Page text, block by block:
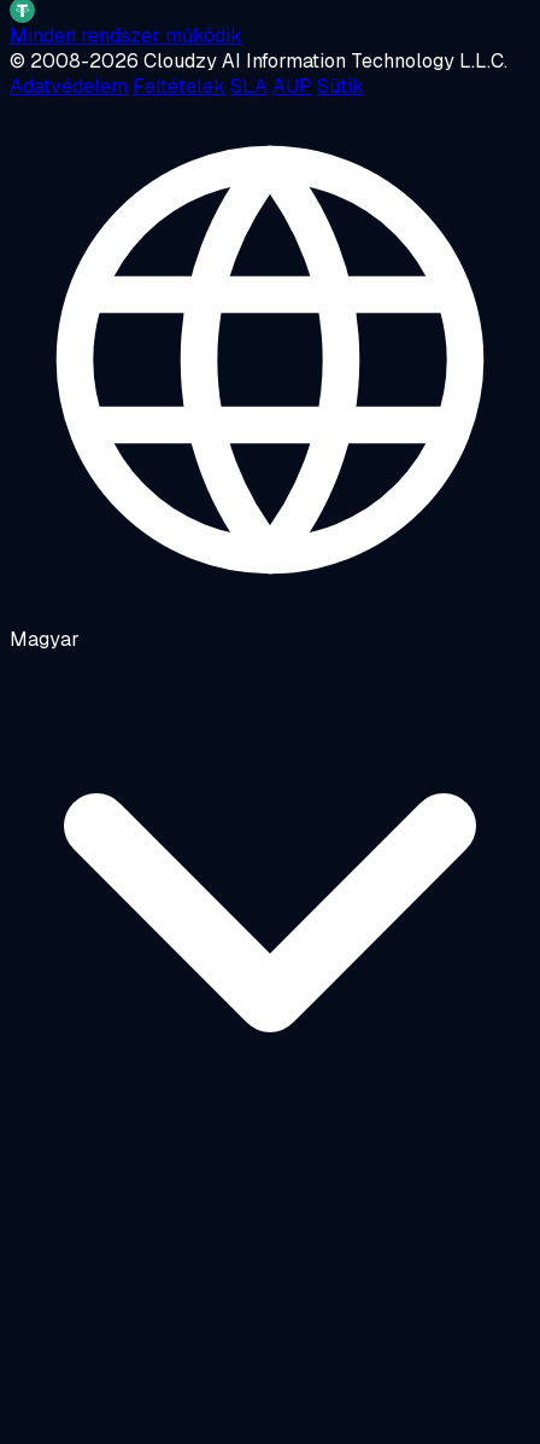
Minden rendszer működik
© 2008-2026 Cloudzy AI Information Technology L.L.C.
Adatvédelem Feltételek SLAAUP Sütik
Magyar